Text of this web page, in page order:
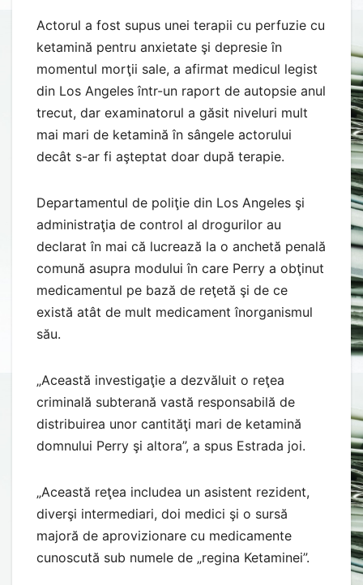
Actorul a fost supus unei terapii cu perfuzie cu
ketamină pentru anxietate şi depresie în
momentul morţii sale, a afirmat medicul legist
din Los Angeles într-un raport de autopsie anul
trecut, dar examinatorul a găsit niveluri mult
mai mari de ketamină în sângele actorului
decât s-ar fi aşteptat doar după terapie.
Departamentul de poliţie din Los Angeles şi
administraţia de control al drogurilor au
declarat în mai că lucrează la o anchetă penală
comună asupra modului în care Perry a obţinut
medicamentul pe bază de reţetă şi de ce
există atât de mult medicament înorganismul
său.
„Această investigaţie a dezvăluit o reţea
criminală subterană vastă responsabilă de
distribuirea unor cantităţi mari de ketamină
domnului Perry şi altora”, a spus Estrada joi.
„Această reţea includea un asistent rezident,
diverşi intermediari, doi medici şi o sursă
majoră de aprovizionare cu medicamente
cunoscută sub numele de „regina Ketaminei”.